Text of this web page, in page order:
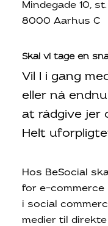
Mindegade 10, st.
8000 Aarhus C
Skal vi tage en
Vil I i gang
eller nå
at rådgive jer
Helt
Hos BeSocial
for e-commerce
i social
medier til